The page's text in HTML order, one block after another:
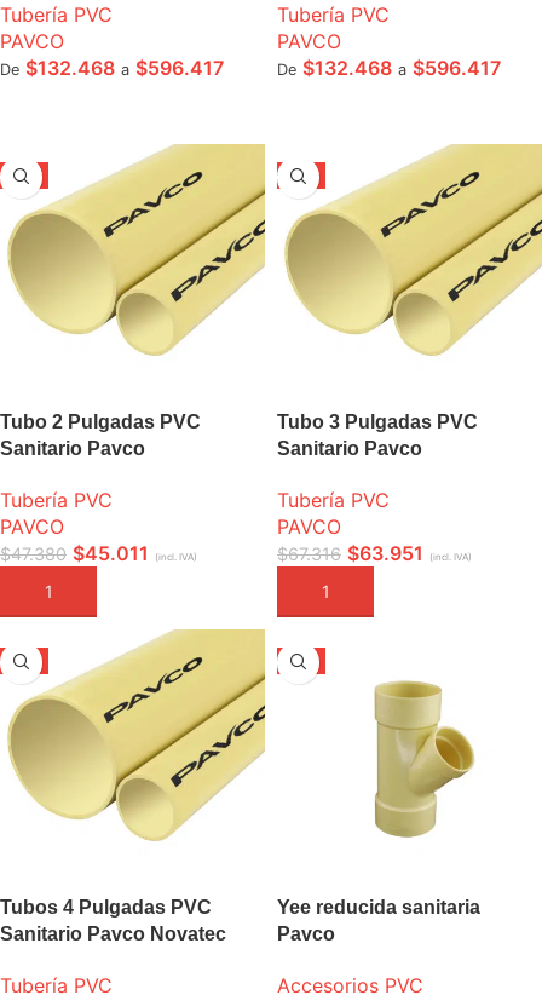
Tubería PVC
PAVCO
De $132.468 a $596.417
Tubería PVC
PAVCO
De $132.468 a $596.417
-5%
Tubo 2 Pulgadas PVC
Sanitario Pavco
Tubería PVC
PAVCO
$47.380 $45.011 (incl. IVA)
AÑADIR A LA CESTA
-5%
Tubo 3 Pulgadas PVC
Sanitario Pavco
Tubería PVC
PAVCO
$67.316 $63.951 (incl. IVA)
AÑADIR A LA CESTA
-5%
Tubos 4 Pulgadas PVC
Sanitario Pavco Novatec
Tubería PVC
-5%
Yee reducida sanitaria
Pavco
Accesorios PVC